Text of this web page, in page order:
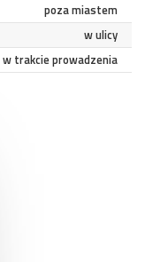
poza miastem
w ulicy
w trakcie prowadzenia